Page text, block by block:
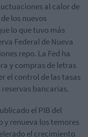
al calor de
los nuevos
lo que tuvo más
Federal de Nueva
repo. La Fed ha
y compras de letras
el control de las tasas
bancarias.
el PIB del
y renueva los temores
el crecimiento